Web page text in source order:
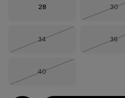
Größe
28 Größe
30
Größe
34
Größe
36
Größe
40